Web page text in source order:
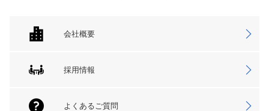
会社概要
採用情報
よくあるご質問